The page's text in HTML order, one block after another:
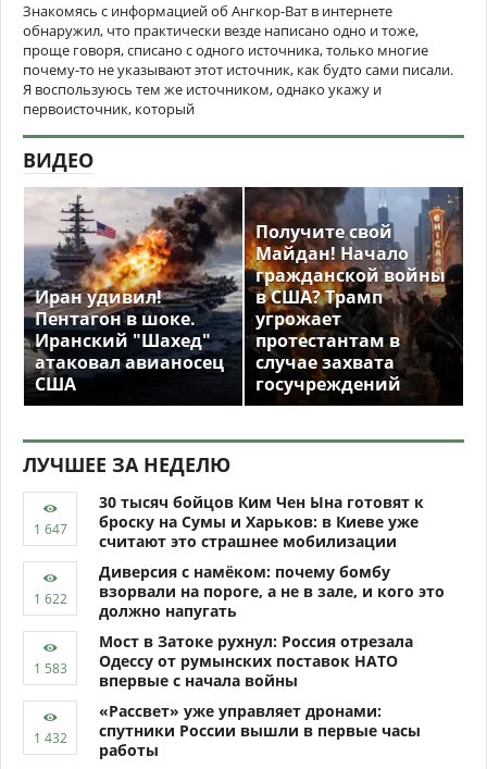
Знакомясь с информацией об Ангкор-Ват в интернете
обнаружил, что практически везде написано одно и тоже,
проще говоря, списано с одного источника, только многие
почему-то не указывают этот источник, как будто сами писали.
Я воспользуюсь тем же источником, однако укажу и
первоисточник, который
ВИДЕО
Иран удивил!
Пентагон в шоке.
Иранский "Шахед"
атаковал авианосец
США
Получите свой
Майдан! Начало
гражданской войны
в США? Трамп
угрожает
протестантам в
случае захвата
госучреждений
ЛУЧШЕЕ ЗА НЕДЕЛЮ
30 тысяч бойцов Ким Чен Ына готовят к
броску на Сумы и Харьков: в Киеве уже
считают это страшнее мобилизации
Диверсия с намёком: почему бомбу
взорвали на пороге, а не в зале, и кого это
должно напугать
Мост в Затоке рухнул: Россия отрезала
Одессу от румынских поставок НАТО
впервые с начала войны
«Рассвет» уже управляет дронами:
спутники России вышли в первые часы
работы